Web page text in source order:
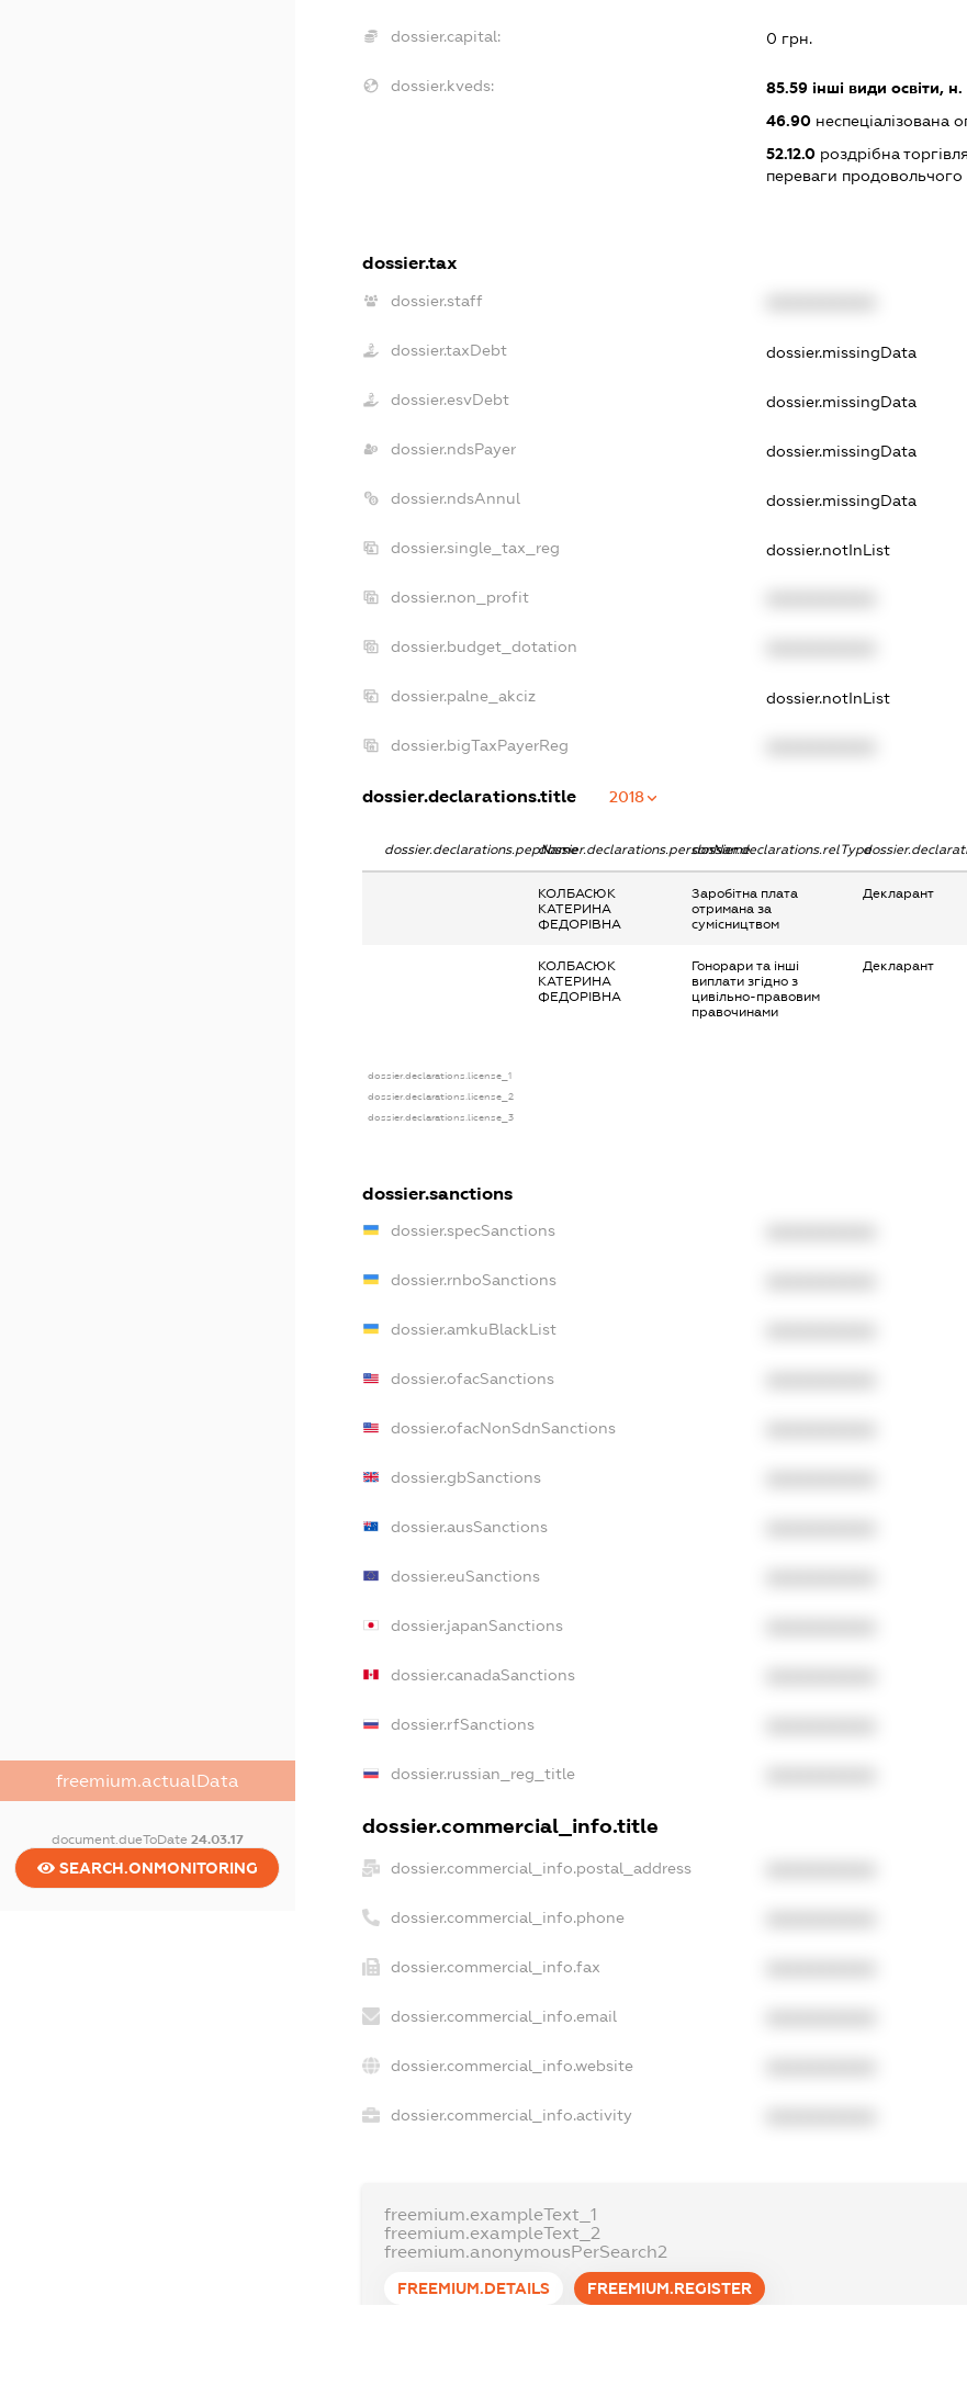
freemium.actualData
document.dueToDate 24.03.17
SEARCH.ONMONITORING
dossier.capital: 0 грн.
dossier.kveds: 85.59 інші види освіти, н.
46.90 неспеціалізована
52.12.0 роздрібна
переваги
dossier.tax
dossier.staff
dossier.taxDebt dossier.missingData
dossier.esvDebt dossier.missingData
dossier.ndsPayer dossier.missingData
dossier.ndsAnnul dossier.missingData
dossier.single_tax_reg dossier.notInList
dossier.non_profit
dossier.budget_dotation
dossier.palne_akciz dossier.notInList
dossier.bigTaxPayerReg
dossier.declarations.title 2018
dossier.declarations.pepNamedossier.declarations.personNamedossier.declarations.relType
КОЛБАСЮК
КАТЕРИНА
ФЕДОРІВНА
Заробітна плата
отримана за
сумісництвом
Декларант
КОЛБАСЮК
КАТЕРИНА
ФЕДОРІВНА
Гонорари та інші
виплати згідно з
цивільно-правовим
правочинами
Декларант
dossier.declarations.license_1
dossier.declarations.license_2
dossier.declarations.license_3
dossier.sanctions
dossier.specSanctions
dossier.rnboSanctions
dossier.amkuBlackList
dossier.ofacSanctions
dossier.ofacNonSdnSanctions
dossier.gbSanctions
dossier.ausSanctions
dossier.euSanctions
dossier.japanSanctions
dossier.canadaSanctions
dossier.rfSanctions
dossier.russian_reg_title
dossier.commercial_info.title
dossier.commercial_info.postal_address
dossier.commercial_info.phone
dossier.commercial_info.fax
dossier.commercial_info.email
dossier.commercial_info.website
dossier.commercial_info.activity
freemium.exampleText_1
freemium.exampleText_2
freemium.anonymousPerSearch2
FREEMIUM.DETAILS FREEMIUM.REGISTER